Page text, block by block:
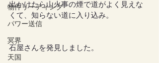
物件リーディング
パワー送信
冥界
天国
出かけたら山火事の煙で道がよく見えな
くて、知らない道に入り込み。
石屋さんを発見しました。